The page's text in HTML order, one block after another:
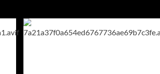
что